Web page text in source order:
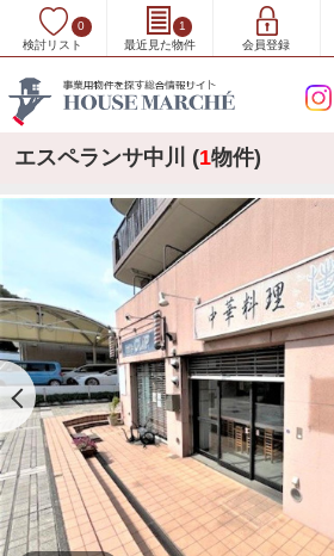
検討リスト
0
最近見た物件
1
会員登録
エスペランサ中川 (1物件)